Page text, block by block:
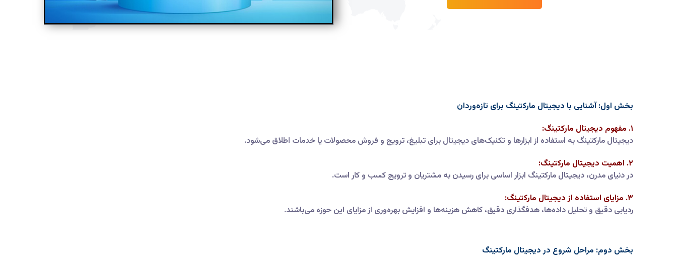
بخش اول: آشنایی با دیجیتال مارکتینگ برای تازه‌وردان
۱. مفهوم دیجیتال مارکتینگ:
دیجیتال مارکتینگ به استفاده از ابزارها و تکنیک‌های دیجیتال برای تبلیغ، ترویج و فروش محصولات یا خدمات اطلاق می‌شود.
۲. اهمیت دیجیتال مارکتینگ:
در دنیای مدرن، دیجیتال مارکتینگ ابزار اساسی برای رسیدن به مشتریان و ترویج کسب و کار است.
۳. مزایای استفاده از دیجیتال مارکتینگ:
ردیابی دقیق و تحلیل داده‌ها، هدفگذاری دقیق، کاهش هزینه‌ها و افزایش بهره‌وری از مزایای این حوزه می‌باشند.
بخش دوم: مراحل شروع در دیجیتال مارکتینگ